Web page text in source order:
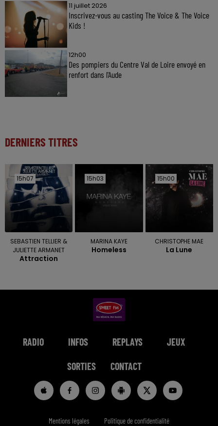
11 juillet 2026
Inscrivez-vous au casting The Voice & The Voice
Kids !
12h00
Des pompiers du Centre Val de Loire envoyé en
renfort dans l'Aude
DERNIERS TITRES
15h07
15h07
SEBASTIEN TELLIER &
JULIETTE ARMANET
Attraction
15h03
15h03
MARINA KAYE
Homeless
15h00
15h00
CHRISTOPHE MAE
La Lune
RADIO INFOS REPLAYS JEUX
SORTIES CONTACT
Mentions légales Politique de confidentialité